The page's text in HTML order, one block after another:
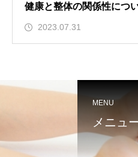
健康と整体の関係性につ
2023.07.31
MENU
メニュ